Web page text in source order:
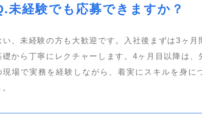
未経験でも応募できますか？
い、未経験の方も大歓迎です。入社後まずは3ヶ月
礎から丁寧にレクチャーします。4ヶ月目以降は、
現場で実務を経験しながら、着実にスキルを身に
。